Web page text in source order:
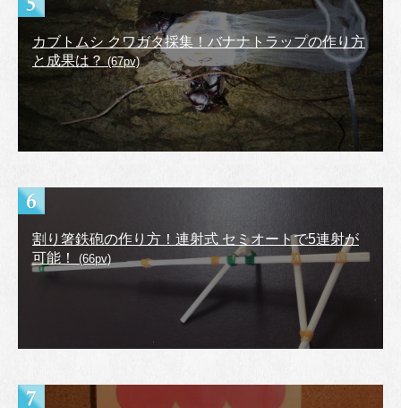
カブトムシ クワガタ採集！バナナトラップの作り方
と成果は？(67pv)
割り箸鉄砲の作り方！連射式 セミオートで5連射が
可能！
(66pv)